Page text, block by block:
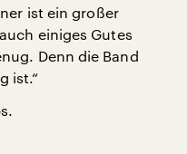
ist ein großer
einiges Gutes
Denn die Band
ist.“